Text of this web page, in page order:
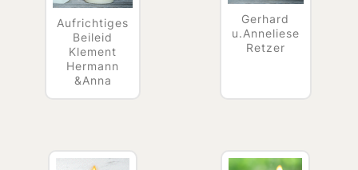
Aufrichtiges
Beileid
Klement
Hermann
&Anna
Gerhard
u.Anneliese
Retzer